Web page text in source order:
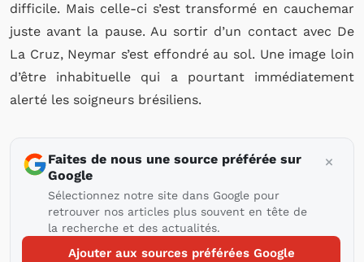
difficile. Mais celle-ci s’est transformé en cauchemar
juste avant la pause. Au sortir d’un contact avec De
La Cruz, Neymar s’est effondré au sol. Une image loin
d’être inhabituelle qui a pourtant immédiatement
alerté les soigneurs brésiliens.
Faites de nous une source préférée sur
Google
Sélectionnez notre site dans Google pour
retrouver nos articles plus souvent en tête de
la recherche et des actualités.
Ajouter aux sources préférées Google